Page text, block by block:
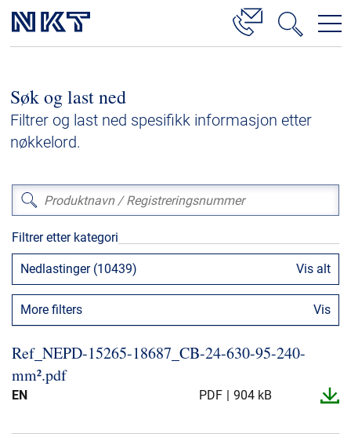
Høyspenningskabelløsninger
Kabelservice
Lavspenning
Høyspenningskabeltilbehør
Mellomspenningskabeltilbehør
Referanser
Nedlastinger
Presse og arrangementer
Om oss
Søk og last ned
Filtrer og last ned spesifikk informasjon etter
nøkkelord.
Filtrer etter kategori
Nedlastinger (10439) Vis alt
More filters Vis
Ref_​NEPD-​15265-​18687_​CB-​24-​630-​95-​240-​
mm².​pdf
EN PDF 904 kB